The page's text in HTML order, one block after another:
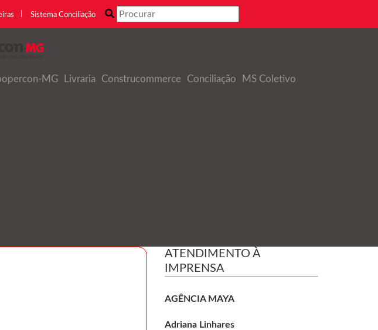
Sistema Conciliação
MG Livraria Construcommerce Conciliação MS Coletivo
ATENDIMENTO À
IMPRENSA
AGÊNCIA MAYA
Adriana Linhares